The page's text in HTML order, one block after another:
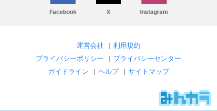
Facebook X Instagram
運営会社 | 利用規約
プライバシーポリシー
| プライバシーセンター
ガイドライン
| ヘルプ | サイトマップ